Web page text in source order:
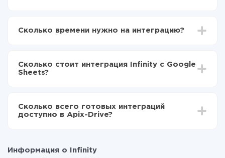
Выбираете какие данные передавать из Infinity в
Теперь данные будут автоматически
передаваться из Infinity в Google Sheets
Сколько времени нужно на интеграцию?
отличаться и составлять от 5-ти до 30-минут. В
среднем настройка занимает 10-15 минут.
Сколько стоит интеграция Infinity с Google
Sheets?
функционал. Вы оплачиваете только количество
данных, которые по факту передаются из одной
перейти на платный, при необходимости. Подробнее
Сколько всего готовых интеграций
доступно в Apix-Drive?
Информация о Infinity